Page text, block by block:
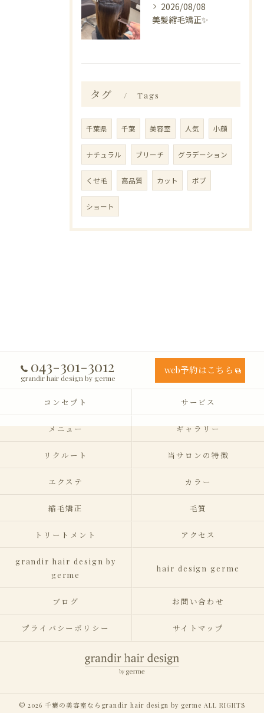
2026/08/08
美髪縮毛矯正✨️
タグ Tags
千葉県 千葉 美容室 人気 小顔
ナチュラル ブリーチ グラデーション
くせ毛 高品質 カット ボブ
ショート
043-301-3012
grandir hair design by germe
web予約はこちら
コンセプト サービス
メニュー ギャラリー
リクルート 当サロンの特徴
エクステ カラー
縮毛矯正 毛質
トリートメント アクセス
grandir hair design by
germe
hair design germe
ブログ お問い合わせ
プライバシーポリシー サイトマップ
© 2026 千葉の美容室ならgrandir hair design by germe ALL RIGHTS